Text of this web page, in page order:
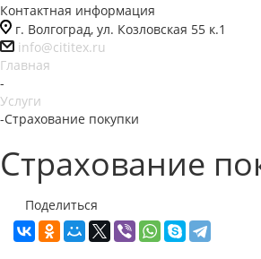
Контактная информация
г. Волгоград, ул. Козловская 55 к.1
info@cititex.ru
Главная
-
Услуги
-Страхование покупки
Страхование
Поделиться